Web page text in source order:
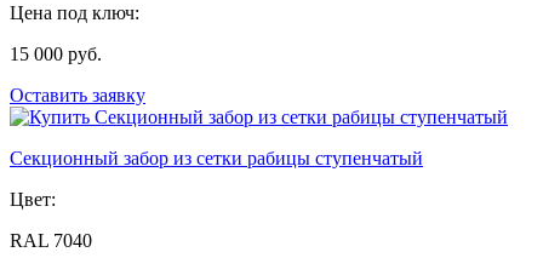
Цена под ключ:
15 000 руб.
Оставить заявку
Секционный забор из сетки рабицы ступенчатый
Цвет:
RAL 7040